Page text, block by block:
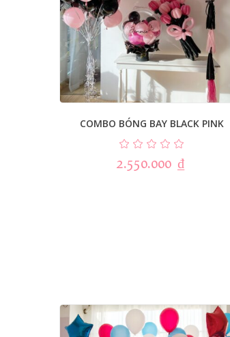
COMBO BÓNG BAY BLACK PINK
2.550.000 ₫